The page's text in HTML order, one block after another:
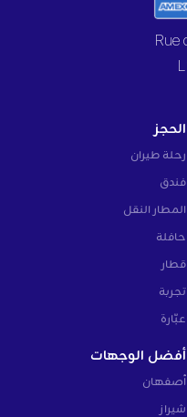
الحجز
رحلة طيران
فندق
المطار النقل
حافلة
قطار
تجربة
عبّارة
أفضل الوجهات
أصفهان
شيراز